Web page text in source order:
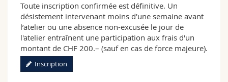
Toute inscription confirmée est définitive. Un
désistement intervenant moins d'une semaine avant
l’atelier ou une absence non-excusée le jour de
l'atelier entraînent une participation aux frais d'un
montant de CHF 200.– (sauf en cas de force majeure).
Inscription